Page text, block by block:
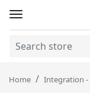
Home